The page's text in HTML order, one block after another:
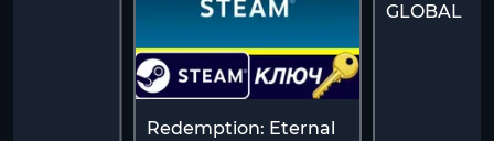
Redemption: Eternal
GLOBAL